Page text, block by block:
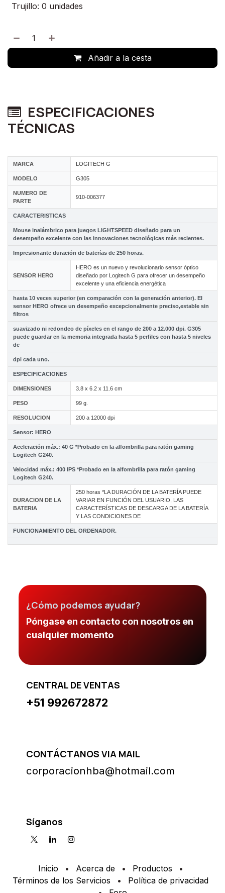
Trujillo: 0 unidades
Añadir a la cesta
ESPECIFICACIONES
TÉCNICAS
MARCA LOGITECH G
MODELO G305
NUMERO DE
PARTE
910-006377
CARACTERISTICAS
Mouse inalámbrico para juegos LIGHTSPEED diseñado para un
desempeño excelente con las innovaciones tecnológicas más recientes.
Impresionante duración de baterías de 250 horas.
SENSOR HERO
HERO es un nuevo y revolucionario sensor óptico
diseñado por Logitech G para ofrecer un desempeño
excelente y una eficiencia energética
hasta 10 veces superior (en comparación con la generación anterior). El
sensor HERO ofrece un desempeño excepcionalmente preciso,estable sin
filtros
suavizado ni redondeo de píxeles en el rango de 200 a 12.000 dpi. G305
puede guardar en la memoria integrada hasta 5 perfiles con hasta 5 niveles
de
dpi cada uno.
ESPECIFICACIONES
DIMENSIONES 3.8 x 6.2 x 11.6 cm
PESO 99 g.
RESOLUCION 200 a 12000 dpi
Sensor: HERO
Aceleración máx.: 40 G *Probado en la alfombrilla para ratón gaming
Logitech G240.
Velocidad máx.: 400 IPS *Probado en la alfombrilla para ratón gaming
Logitech G240.
DURACION DE LA
BATERIA
250 horas *LA DURACIÓN DE LA BATERÍA PUEDE
VARIAR EN FUNCIÓN DEL USUARIO, LAS
CARACTERÍSTICAS DE DESCARGA DE LA BATERÍA
Y LAS CONDICIONES DE
FUNCIONAMIENTO DEL ORDENADOR.
¿Cómo podemos ayudar?
Póngase en contacto con nosotros en
cualquier momento
CENTRAL DE VENTAS
+51 992672872
CONTÁCTANOS VIA MAIL
corporacionhba@hotmail.com
Síganos
Inicio • Acerca de • Productos
•
Términos de los Servicios
•
Política de privacidad